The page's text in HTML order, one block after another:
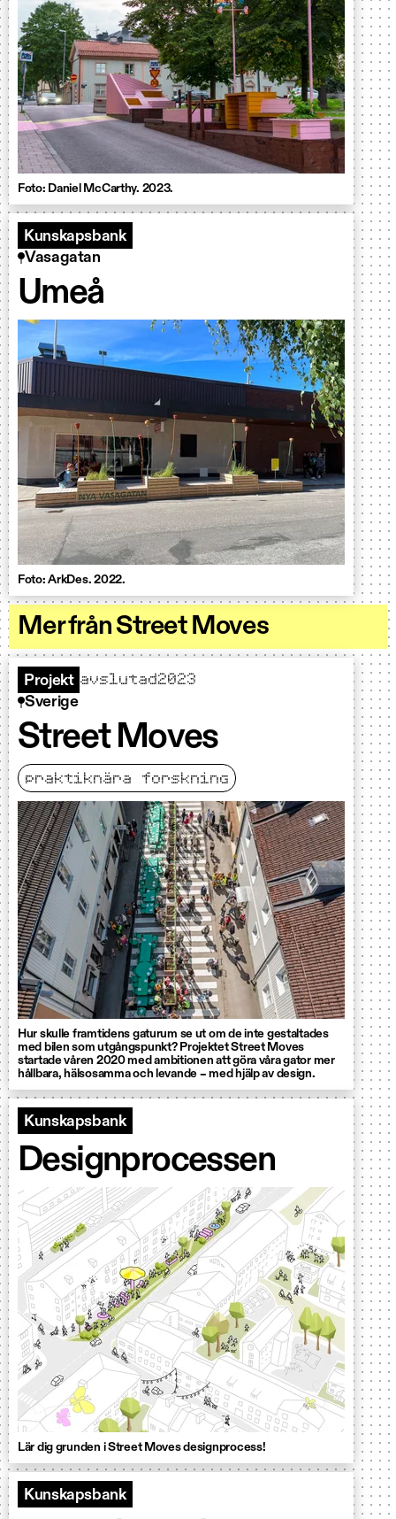
Foto: Daniel McCarthy. 2023.
Kunskapsbank
Vasagatan
Umeå
Foto: ArkDes. 2022.
Mer från Street Moves
Projekt avslutad2023
Sverige
Street Moves
praktiknära forskning
Hur skulle framtidens gaturum se ut om de inte gestaltades
med bilen som utgångspunkt? Projektet Street Moves
startade våren 2020 med ambitionen att göra våra gator mer
hållbara, hälsosamma och levande – med hjälp av design.
Kunskapsbank
Designprocessen
Lär dig grunden i Street Moves designprocess!
Kunskapsbank